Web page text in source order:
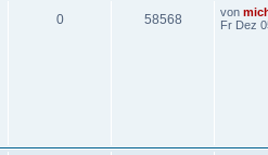
0 58568 von
Fr Dez